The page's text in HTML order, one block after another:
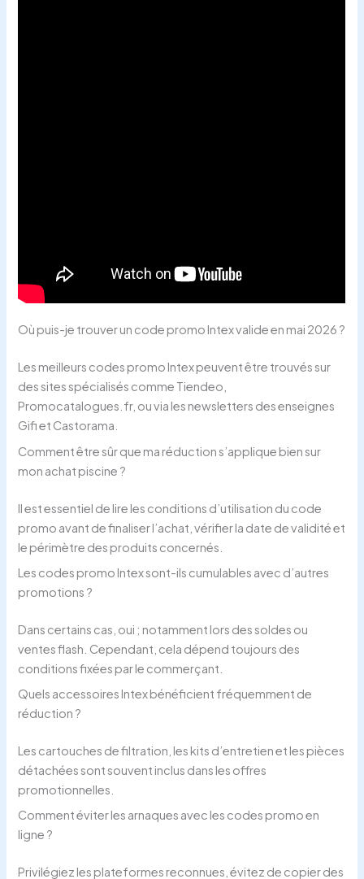
Où puis-je trouver un code promo Intex valide en mai 2026 ?
Les meilleurs codes promo Intex peuvent être trouvés sur
des sites spécialisés comme Tiendeo,
Promocatalogues.fr, ou via les newsletters des enseignes
Gifi et Castorama.
Comment être sûr que ma réduction s’applique bien sur
mon achat piscine ?
Il est essentiel de lire les conditions d’utilisation du code
promo avant de finaliser l’achat, vérifier la date de validité et
le périmètre des produits concernés.
Les codes promo Intex sont-ils cumulables avec d’autres
promotions ?
Dans certains cas, oui ; notamment lors des soldes ou
ventes flash. Cependant, cela dépend toujours des
conditions fixées par le commerçant.
Quels accessoires Intex bénéficient fréquemment de
réduction ?
Les cartouches de filtration, les kits d’entretien et les pièces
détachées sont souvent inclus dans les offres
promotionnelles.
Comment éviter les arnaques avec les codes promo en
ligne ?
Privilégiez les plateformes reconnues, évitez de copier des